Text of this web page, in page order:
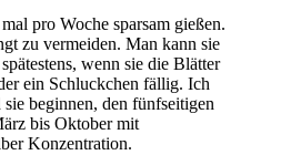
pro Woche sparsam gießen.
zu vermeiden. Man kann sie
wenn sie die Blätter
ein Schluckchen fällig. Ich
beginnen, den fünfseitigen
bis Oktober mit
Konzentration.